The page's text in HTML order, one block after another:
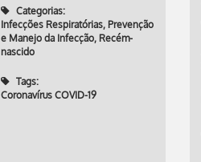
Categorias:
Infecções Respiratórias, Prevenção
e Manejo da Infecção, Recém-
nascido
Tags:
Coronavírus COVID-19